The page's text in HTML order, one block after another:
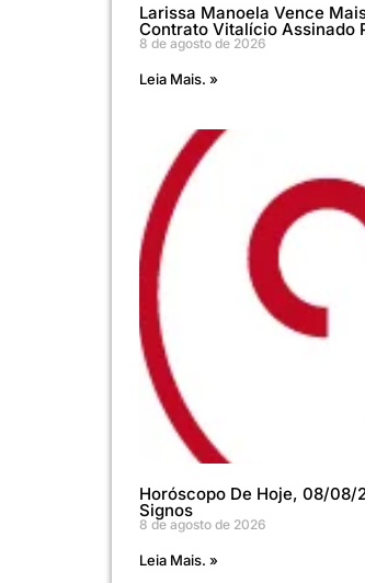
Larissa Manoela Vence
Contrato Vitalício Assinado
8 de agosto de 2026
Leia Mais. »
Horóscopo De Hoje, 08/08/
Signos
8 de agosto de 2026
Leia Mais. »